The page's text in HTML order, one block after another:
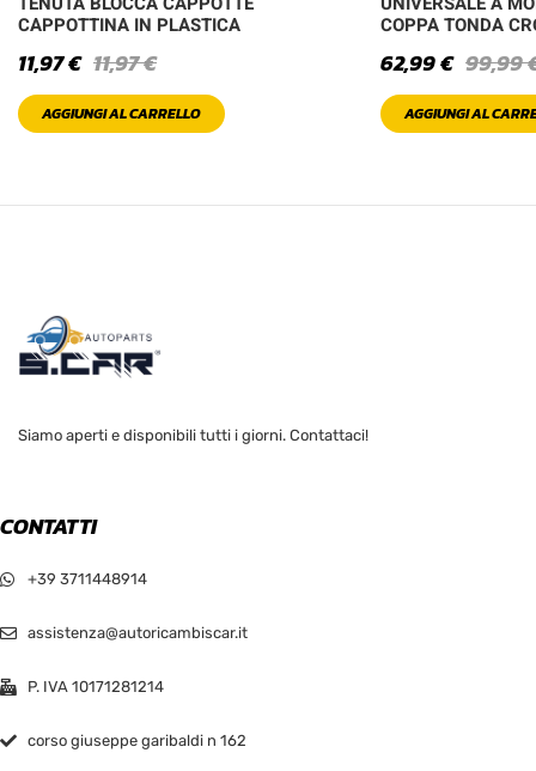
CAPPOTTINA IN PLASTICA
11,97€
11,97€
AGGIUNGI AL CARRELLO
COPPA TONDA
99,99
62,99€
AGGIUNGI AL
Siamo aperti e disponibili tutti i giorni. Contattaci!
CONTATTI
+39 3711448914
assistenza@autoricambiscar.it
P. IVA 10171281214
corso giuseppe garibaldi n 162